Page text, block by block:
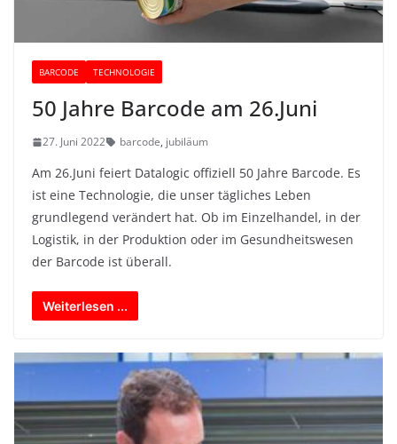
BARCODE TECHNOLOGIE
50 Jahre Barcode am 26.Juni
27. Juni 2022 barcode, jubiläum
Am 26.Juni feiert Datalogic offiziell 50 Jahre Barcode. Es
ist eine Technologie, die unser tägliches Leben
grundlegend verändert hat. Ob im Einzelhandel, in der
Logistik, in der Produktion oder im Gesundheitswesen
der Barcode ist überall.
Weiterlesen ...